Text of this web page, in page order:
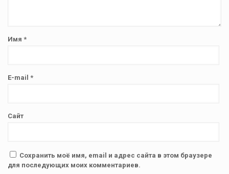
Имя *
E-mail *
Сайт
Сохранить моё имя, email и адрес сайта в этом браузере
для последующих моих комментариев.